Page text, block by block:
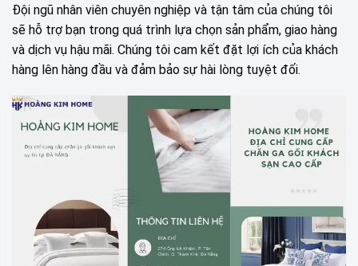
Đội ngũ nhân viên chuyên nghiệp và tận tâm của chúng tôi
sẽ hỗ trợ bạn trong quá trình lựa chọn sản phẩm, giao hàng
và dịch vụ hậu mãi. Chúng tôi cam kết đặt lợi ích của khách
hàng lên hàng đầu và đảm bảo sự hài lòng tuyệt đối.